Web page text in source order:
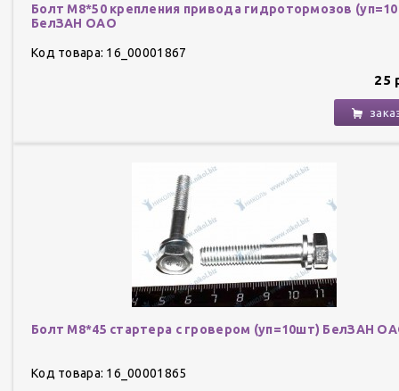
Болт М8*50 крепления привода гидротормозов
БелЗАН ОАО
Код товара: 16_00001867
25
Болт М8*45 стартера с гровером (уп=10шт) БелЗАН
Код товара: 16_00001865